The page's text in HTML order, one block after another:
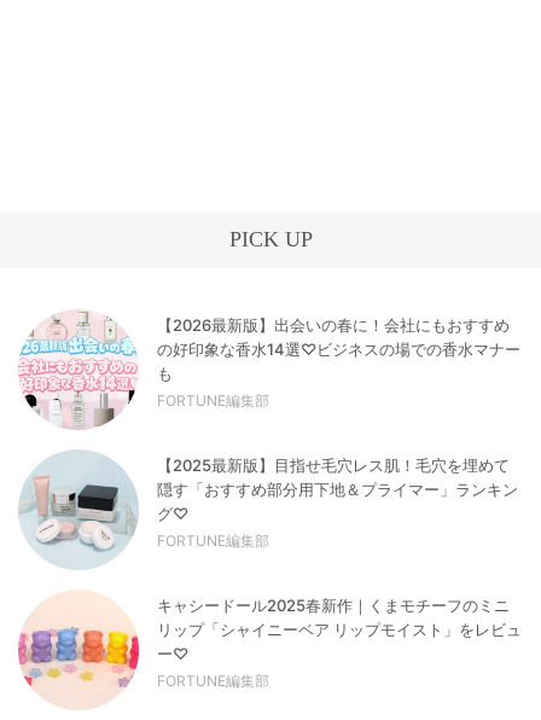
PICK UP
【2026最新版】出会いの春に！会社にもおすすめ
の好印象な香水14選♡ビジネスの場での香水マナー
も
FORTUNE編集部
【2025最新版】目指せ毛穴レス肌！毛穴を埋めて
隠す「おすすめ部分用下地＆プライマー」ランキン
グ♡
FORTUNE編集部
キャシードール2025春新作｜くまモチーフのミニ
リップ「シャイニーベア リップモイスト」をレビュ
ー♡
FORTUNE編集部